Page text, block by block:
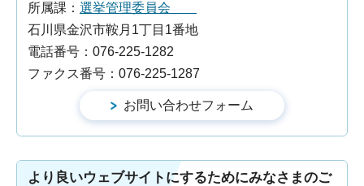
所属課： 選挙管理委員会
石川県金沢市鞍月1丁目1番地
電話番号：076-225-1282
ファクス番号：076-225-1287
より良いウェブサイトにするためにみなさまのご